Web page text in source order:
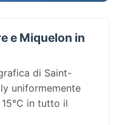
e Miquelon in
di Saint-
uniformemente
in tutto il